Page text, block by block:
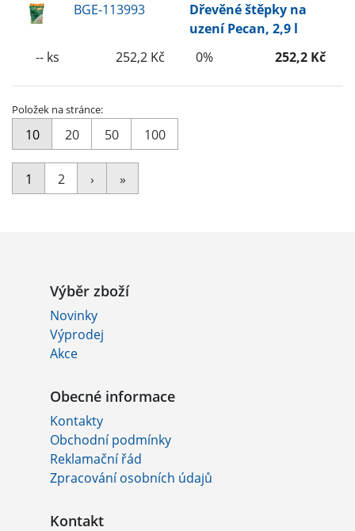
BGE-113993
Dřevěné štěpky na
uzení Pecan, 2,9 l
-- ks
252,2 Kč 0% 252,2 Kč
Položek na stránce:
10 20 50 100
1 2 › »
Výběr zboží
Novinky
Výprodej
Akce
Obecné informace
Kontakty
Obchodní podmínky
Reklamační řád
Zpracování osobních údajů
Kontakt